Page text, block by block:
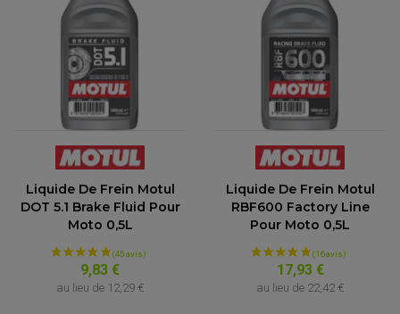
PARTIE CYCLE QUAD
AMORTISSEURS QUAD / SSV
CÂBLE ACCÉLÉRATEUR / EMBRAYAGE / STARTER
COLONNE DE DIRECTION QUAD
KIT RECONDITIONNEMENT TRIANGLE
Liquide De Frein Motul
DOT 5.1 Brake Fluid Pour
Moto 0,5L
9,83 €
au lieu de 12,29 €
Liquide De Frein Motul
RBF600 Factory Line
Pour Moto 0,5L
17,93 €
au lieu de 22,42 €